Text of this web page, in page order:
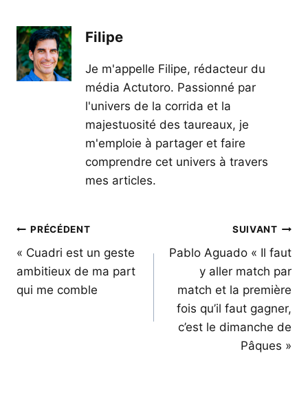
Filipe
Je m'appelle Filipe, rédacteur du
média Actutoro. Passionné par
l'univers de la corrida et la
majestuosité des taureaux, je
m'emploie à partager et faire
comprendre cet univers à travers
mes articles.
Navigation
de
l’article
PRÉCÉDENT
« Cuadri est un geste
ambitieux de ma part
qui me comble
SUIVANT
Pablo Aguado « Il faut
y aller match par
match et la première
fois qu’il faut gagner,
c’est le dimanche de
Pâques »